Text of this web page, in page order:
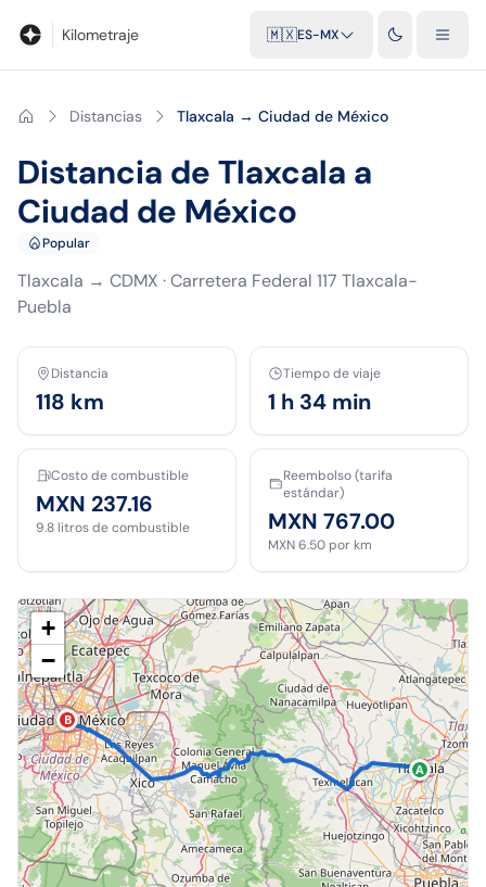
Kilometraje 🇲🇽ES-MX
Distancias Tlaxcala → Ciudad de México
Distancia de Tlaxcala a
Ciudad de México
Popular
Tlaxcala → CDMX ·Carretera Federal 117 Tlaxcala-
Puebla
Distancia
118 km
Tiempo de viaje
1 h 34 min
Costo de combustible
MXN 237.16
9.8 litros de combustible
Reembolso (tarifa
estándar)
MXN 767.00
MXN 6.50 por km
A
B
+
−